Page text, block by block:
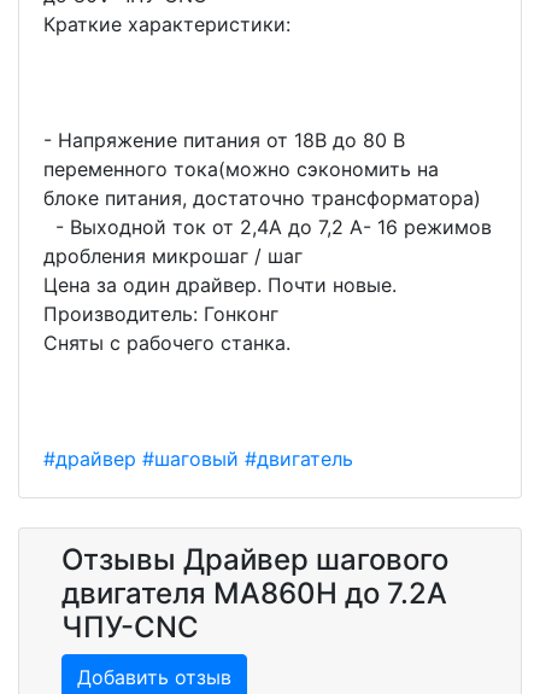
Краткие характеристики:
- Напряжение питания от 18В до 80 В
переменного тока(можно сэкономить на
блоке питания, достаточно трансформатора)
- Выходной ток от 2,4А до 7,2 А- 16 режимов
дробления микрошаг / шаг
Цена за один драйвер. Почти новые.
Производитель: Гонконг
Сняты с рабочего станка.
#драйвер #шаговый #двигатель
Отзывы Драйвер шагового
двигателя MA860H до 7.2A
ЧПУ-CNC
Добавить отзыв